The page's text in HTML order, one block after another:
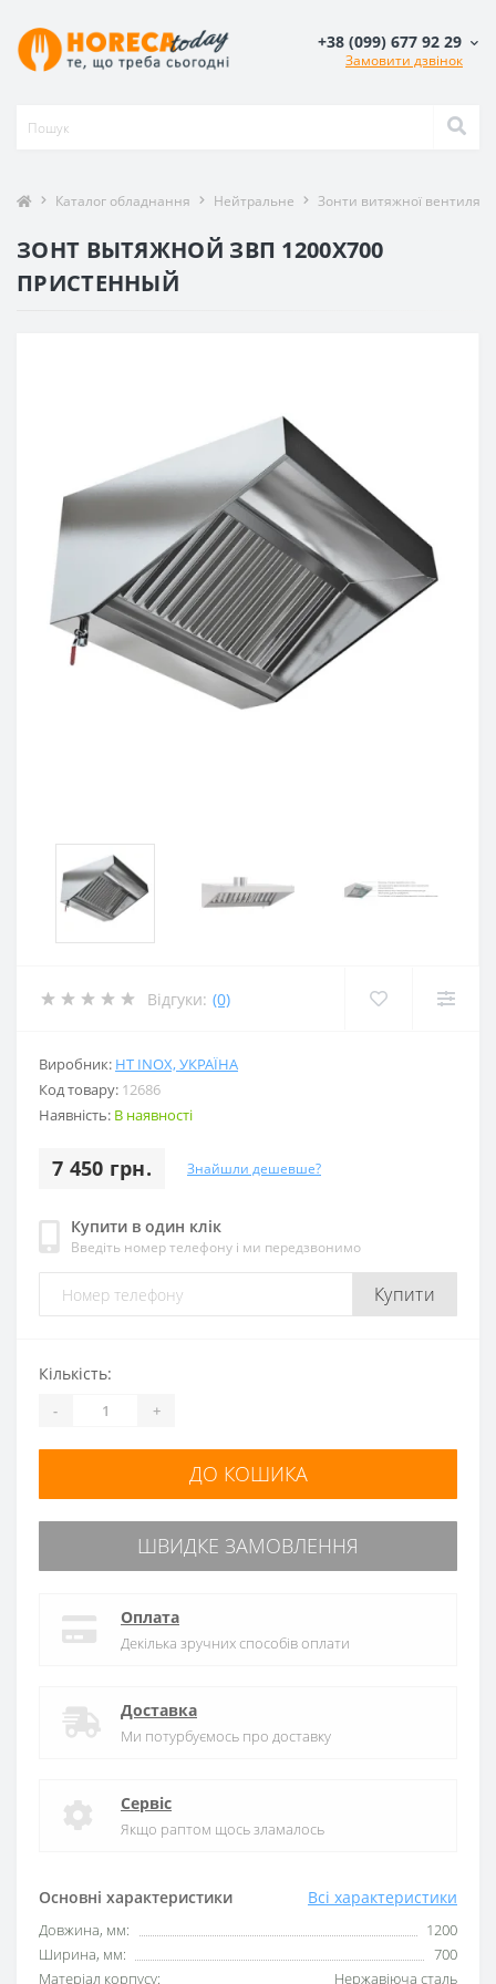
+38 (099) 677 92 29
Замовити дзвінок
Каталог обладнання Нейтральне Зонти витяжної вентиляції
ЗОНТ ВЫТЯЖНОЙ ЗВП 1200X700
ПРИСТЕННЫЙ
Відгуки: (0)
Виробник: HT INOX, УКРАЇНА
Код товару: 12686
Наявність: В наявності
7 450 грн. Знайшли дешевше?
Купити в один клік
Введіть номер телефону і ми передзвонимо
Купити
Основні характеристики Всі характеристики
Довжина, мм:
1200
Ширина, мм:
700
Матеріал корпусу:
Нержавіюча сталь
Кількість:
- +
ДО КОШИКА
ШВИДКЕ ЗАМОВЛЕННЯ
Оплата
Декілька зручних способів оплати
Доставка
Ми потурбуємось про доставку
Сервіс
Якщо раптом щось зламалось